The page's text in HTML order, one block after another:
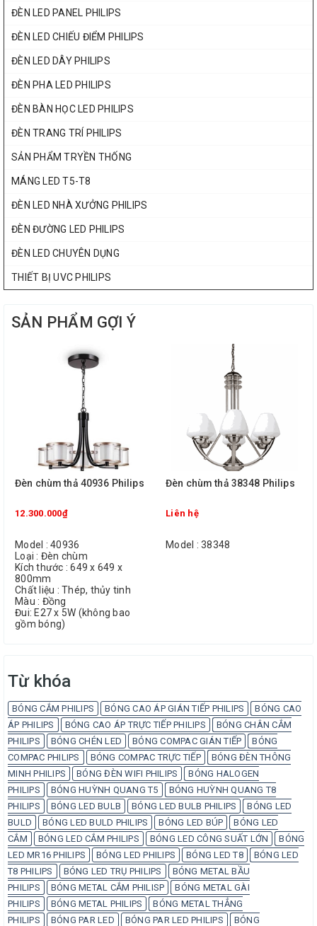
ĐÈN LED PANEL PHILIPS
ĐÈN LED CHIẾU ĐIỂM PHILIPS
ĐÈN LED DÂY PHILIPS
ĐÈN PHA LED PHILIPS
ĐÈN BÀN HỌC LED PHILIPS
ĐÈN TRANG TRÍ PHILIPS
SẢN PHẨM TRYỀN THỐNG
MÁNG LED T5-T8
ĐÈN LED NHÀ XƯỞNG PHILIPS
ĐÈN ĐƯỜNG LED PHILIPS
ĐÈN LED CHUYÊN DỤNG
THIẾT BỊ UVC PHILIPS
SẢN PHẨM GỢI Ý
Đèn chùm thả 40936 Philips
12.300.000₫
Model : 40936
Loại : Đèn chùm
Kích thước : 649 x 649 x
800mm
Chất liệu : Thép, thủy tinh
Màu : Đồng
Đui: E27 x 5W (không bao
gồm bóng)
Đèn chùm thả 38348 Philips
Liên hệ
Model : 38348
Từ khóa
BÓNG CẮM PHILIPS BÓNG CAO ÁP GIÁN TIẾP PHILIPS
BÓNG CAO
ÁP PHILIPS
BÓNG CAO ÁP TRỰC TIẾP PHILIPS
BÓNG CHÂN CẮM
PHILIPS
BÓNG CHÉN LED BÓNG COMPAC GIÁN TIẾP
BÓNG
COMPAC PHILIPS
BÓNG COMPAC TRỰC TIẾP
BÓNG ĐÈN THÔNG
MINH PHILIPS
BÓNG ĐÈN WIFI PHILIPS
BÓNG HALOGEN
PHILIPS
BÓNG HUỲNH QUANG T5
BÓNG HUỲNH QUANG T8
PHILIPS
BÓNG LED BULB BÓNG LED BULB PHILIPS
BÓNG LED
BULD
BÓNG LED BULD PHILIPS BÓNG LED BÚP
BÓNG LED
CẮM
BÓNG LED CẮM PHILIPS BÓNG LED CÔNG SUẤT LỚN
BÓNG
LED MR16 PHILIPS
BÓNG LED PHILIPS BÓNG LED T8
BÓNG LED
T8 PHILIPS
BÓNG LED TRỤ PHILIPS
BÓNG METAL BẦU
PHILIPS
BÓNG METAL CẮM PHILISP
BÓNG METAL GÀI
PHILIPS
BÓNG METAL PHILIPS
BÓNG METAL THẲNG
PHILIPS
BÓNG PAR LED BÓNG PAR LED PHILIPS
BÓNG